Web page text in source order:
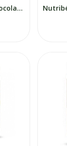
Pediasure Polvo Chocolate 400gr